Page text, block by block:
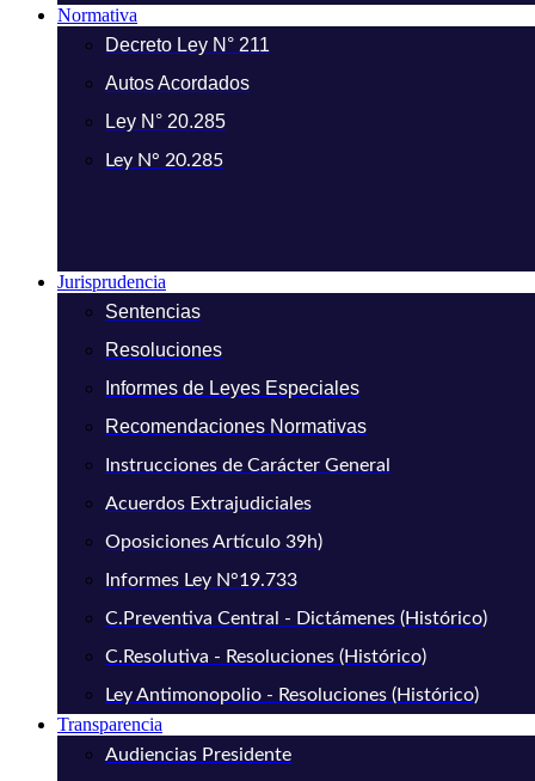
Normativa
Decreto Ley N° 211
Autos Acordados
Ley N° 20.285
Ley N° 20.285
Jurisprudencia
Sentencias
Resoluciones
Informes de Leyes Especiales
Recomendaciones Normativas
Instrucciones de Carácter General
Acuerdos Extrajudiciales
Oposiciones Artículo 39h)
Informes Ley N°19.733
C.Preventiva Central - Dictámenes (Histórico)
C.Resolutiva - Resoluciones (Histórico)
Ley Antimonopolio - Resoluciones (Histórico)
Transparencia
Audiencias Presidente